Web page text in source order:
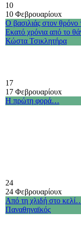
10
10 Φεβρουαρίουx
Ο βασιλιάς στον θρόνο
Εκατό χρόνια από το
Κώστα Τσικλητήρα
17
17 Φεβρουαρίουx
Η πρώτη φορά…
24
24 Φεβρουαρίουx
Από τη χλιδή στο
Παναθηναϊκός